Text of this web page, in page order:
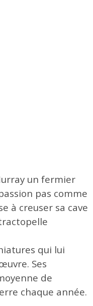
un fermier
pas comme
à creuser sa cave
qui lui
Ses
de
chaque année.